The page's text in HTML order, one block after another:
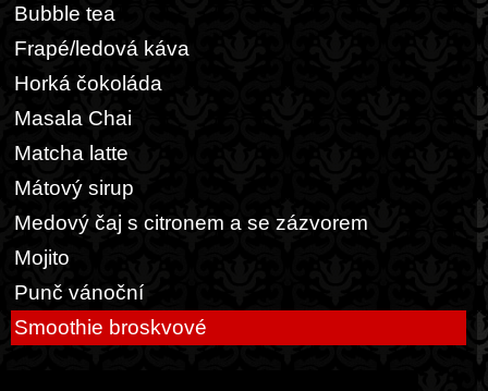
Bubble tea
Frapé/ledová káva
Horká čokoláda
Masala Chai
Matcha latte
Mátový sirup
Medový čaj s citronem a se zázvorem
Mojito
Punč vánoční
Smoothie broskvové